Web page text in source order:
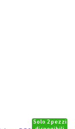
Solo 2 pezzi